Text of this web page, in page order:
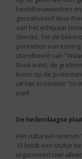
beeldhouwwerken
gerealiseerd door
van het echtpaar
Storcks. Tot de
portretten van koning
standbeeld van
Boekarest, de
broer op de
uit het ensemble
park.
De hedendaagse
Het cultureel centrum
15 biedt een stukje
organiseert niet